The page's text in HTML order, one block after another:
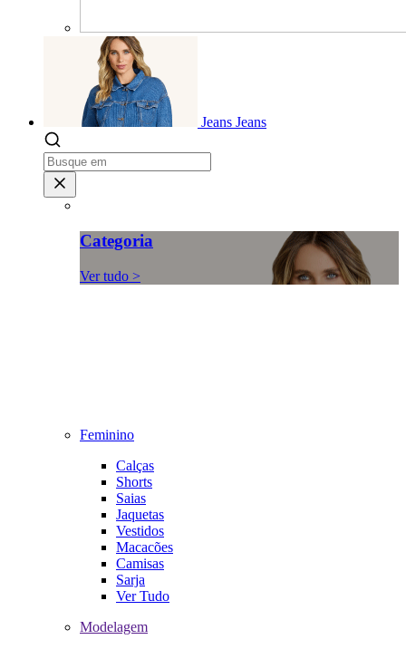
Jeans Jeans
Categoria
Ver tudo >
Feminino
Calças
Shorts
Saias
Jaquetas
Vestidos
Macacões
Camisas
Sarja
Ver Tudo
Modelagem